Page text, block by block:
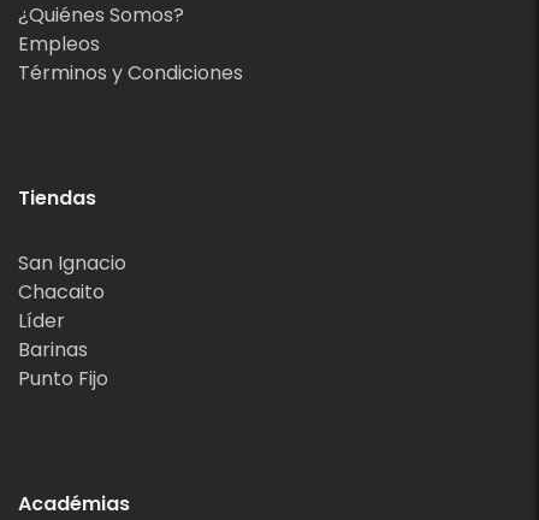
¿Quiénes Somos?
Empleos
Términos y Condiciones
Tiendas
San Ignacio
Chacaito
Líder
Barinas
Punto Fijo
Académias